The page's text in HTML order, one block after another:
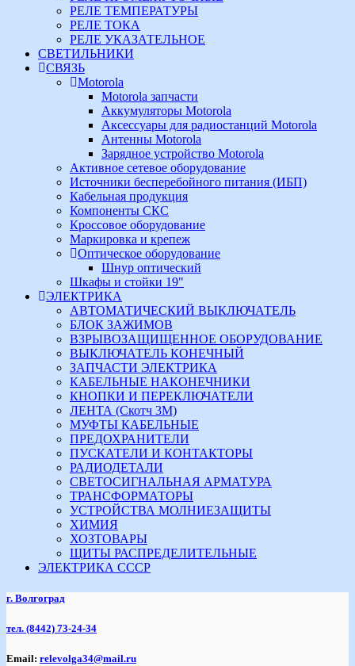
РЕЛЕ ТЕМПЕРАТУРЫ
РЕЛЕ ТОКА
РЕЛЕ УКАЗАТЕЛЬНОЕ
СВЕТИЛЬНИКИ
СВЯЗЬ
Motorola
Motorola запчасти
Аккумуляторы Motorola
Аксессуары для радиостанций Motorola
Антенны Motorola
Зарядное устройство Motorola
Активное сетевое оборудование
Источники бесперебойного питания (ИБП)
Кабельная продукция
Компоненты СКС
Кроссовое оборудование
Маркировка и крепеж
Оптическое оборудование
Шнур оптический
Шкафы и стойки 19"
ЭЛЕКТРИКА
АВТОМАТИЧЕСКИЙ ВЫКЛЮЧАТЕЛЬ
БЛОК ЗАЖИМОВ
ВЗРЫВОЗАЩИЩЕННОЕ ОБОРУДОВАНИЕ
ВЫКЛЮЧАТЕЛЬ КОНЕЧНЫЙ
ЗАПЧАСТИ ЭЛЕКТРИКА
КАБЕЛЬНЫЕ НАКОНЕЧНИКИ
КНОПКИ И ПЕРЕКЛЮЧАТЕЛИ
ЛЕНТА (Скотч 3М)
МУФТЫ КАБЕЛЬНЫЕ
ПРЕДОХРАНИТЕЛИ
ПУСКАТЕЛИ И КОНТАКТОРЫ
РАДИОДЕТАЛИ
СВЕТОСИГНАЛЬНАЯ АРМАТУРА
ТРАНСФОРМАТОРЫ
УСТРОЙСТВА МОЛНИЕЗАЩИТЫ
ХИМИЯ
ХОЗТОВАРЫ
ЩИТЫ РАСПРЕДЕЛИТЕЛЬНЫЕ
ЭЛЕКТРИКА СССР
г. Волгоград
тел. (8442) 73-24-34
Email: relevolga34@mail.ru